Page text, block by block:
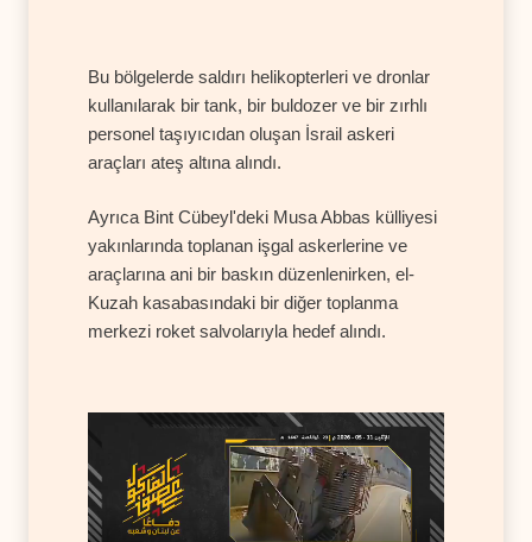
Bu bölgelerde saldırı helikopterleri ve dronlar
kullanılarak bir tank, bir buldozer ve bir zırhlı
personel taşıyıcıdan oluşan İsrail askeri
araçları ateş altına alındı.
Ayrıca Bint Cübeyl'deki Musa Abbas külliyesi
yakınlarında toplanan işgal askerlerine ve
araçlarına ani bir baskın düzenlenirken, el-
Kuzah kasabasındaki bir diğer toplanma
merkezi roket salvolarıyla hedef alındı.